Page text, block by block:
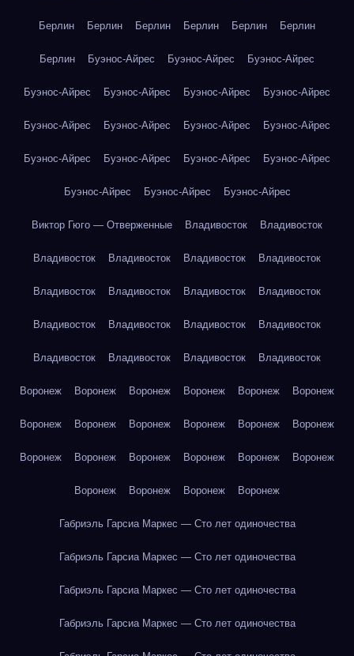
Берлин Берлин Берлин Берлин Берлин Берлин
Берлин Буэнос-Айрес Буэнос-Айрес Буэнос-Айрес
Буэнос-Айрес Буэнос-Айрес Буэнос-Айрес Буэнос-Айрес
Буэнос-Айрес Буэнос-Айрес Буэнос-Айрес Буэнос-Айрес
Буэнос-Айрес Буэнос-Айрес Буэнос-Айрес Буэнос-Айрес
Буэнос-Айрес Буэнос-Айрес Буэнос-Айрес
Виктор Гюго — Отверженные Владивосток Владивосток
Владивосток Владивосток Владивосток Владивосток
Владивосток Владивосток Владивосток Владивосток
Владивосток Владивосток Владивосток Владивосток
Владивосток Владивосток Владивосток Владивосток
Воронеж Воронеж Воронеж Воронеж Воронеж Воронеж
Воронеж Воронеж Воронеж Воронеж Воронеж Воронеж
Воронеж Воронеж Воронеж Воронеж Воронеж Воронеж
Воронеж Воронеж Воронеж Воронеж
Габриэль Гарсиа Маркес — Сто лет одиночества
Габриэль Гарсиа Маркес — Сто лет одиночества
Габриэль Гарсиа Маркес — Сто лет одиночества
Габриэль Гарсиа Маркес — Сто лет одиночества